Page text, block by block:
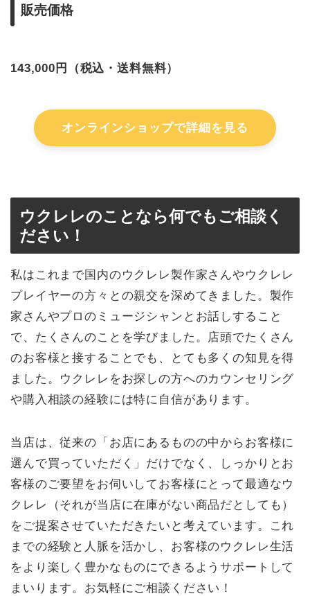
販売価格
143,000円（税込・送料無料）
オンラインショップで詳細を見る
ウクレレのことなら何でもご相談く
ださい！
私はこれまで国内のウクレレ製作家さんやウクレレ
プレイヤーの方々との親交を深めてきました。製作
家さんやプロのミュージシャンとお話しすること
で、たくさんのことを学びました。店頭でたくさん
のお客様と接することでも、とても多くの知見を得
ました。ウクレレをお探しの方へのカウンセリング
や購入相談の経験には特に自信があります。
当店は、従来の「お店にあるものの中からお客様に
選んで買っていただく」だけでなく、しっかりとお
客様のご要望をお伺いしてお客様にとって最適なウ
クレレ（それが当店に在庫がない商品だとしても）
をご提案させていただきたいと考えています。これ
までの経験と人脈を活かし、お客様のウクレレ生活
をより楽しく豊かなものにできるようサポートして
まいります。お気軽にご相談ください！